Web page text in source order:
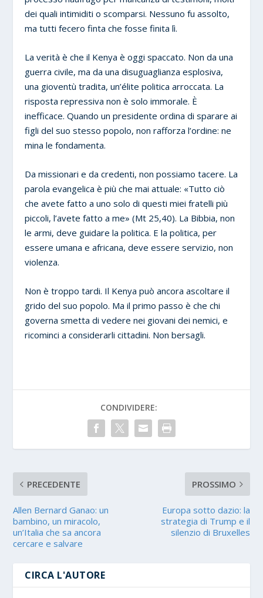
dei quali intimiditi o scomparsi. Nessuno fu assolto,
ma tutti fecero finta che fosse finita lì.
La verità è che il Kenya è oggi spaccato. Non da una
guerra civile, ma da una disuguaglianza esplosiva,
una gioventù tradita, un’élite politica arroccata. La
risposta repressiva non è solo immorale. È
inefficace. Quando un presidente ordina di sparare ai
figli del suo stesso popolo, non rafforza l’ordine: ne
mina le fondamenta.
Da missionari e da credenti, non possiamo tacere. La
parola evangelica è più che mai attuale: «Tutto ciò
che avete fatto a uno solo di questi miei fratelli più
piccoli, l’avete fatto a me» (Mt 25,40). La Bibbia, non
le armi, deve guidare la politica. E la politica, per
essere umana e africana, deve essere servizio, non
violenza.
Non è troppo tardi. Il Kenya può ancora ascoltare il
grido del suo popolo. Ma il primo passo è che chi
governa smetta di vedere nei giovani dei nemici, e
ricominci a considerarli cittadini. Non bersagli.
CONDIVIDERE:
PRECEDENTE
Allen Bernard Ganao: un
bambino, un miracolo,
un’Italia che sa ancora
cercare e salvare
PROSSIMO
Europa sotto dazio: la
strategia di Trump e il
silenzio di Bruxelles
CIRCA L'AUTORE